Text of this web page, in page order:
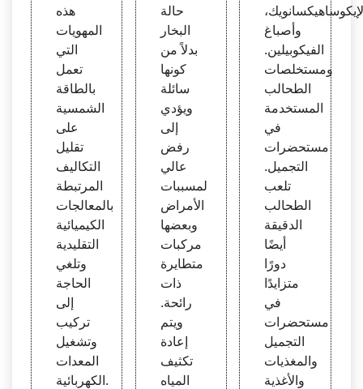
هذه
المهويات
التي
تعمل
بالطاقة
الشمسية
على
تقليل
التكاليف
المرتبطة
بالمعالجات
الكيميائية
التقليدية
وتلغي
الحاجة
إلى
تركيب
وتشغيل
المعدات
الكهربائية.
حالة
البخار
بدلاً من
كونها
سائلة
ويؤدي
إلى
رفض
عالي
لمسببات
الأمراض
وبعضها
مركبات
متطايرة
ذات
رائحة.
ويتم
إعادة
تكثيف
المياه
وأصباغ
الفيكوبيلين.
ومستخلصات
الطحالب
المستخدمة
في
مستحضرات
التجميل.
تلعب
الطحالب
الدقيقة
أيضًا
دورًا
متزايدًا
في
مستحضرات
التجميل
والمغذيات
والأغذية